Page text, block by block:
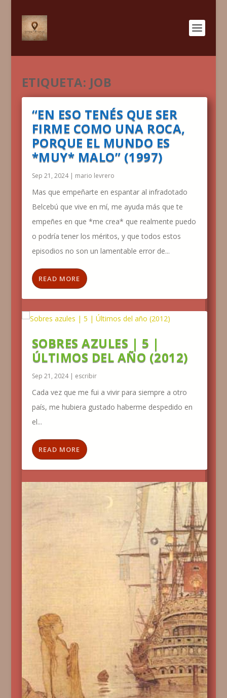
ETIQUETA: JOB
“EN ESO TENÉS QUE SER
FIRME COMO UNA ROCA,
PORQUE EL MUNDO ES
*MUY* MALO” (1997)
Sep 21, 2024| mario levrero
Mas que empeñarte en espantar al infradotado
Belcebú que vive en mí, me ayuda más que te
empeñes en que *me crea* que realmente puedo
o podría tener los méritos, y que todos estos
episodios no son un lamentable error de...
READ MORE
SOBRES AZULES | 5 |
ÚLTIMOS DEL AÑO (2012)
Sep 21, 2024| escribir
Cada vez que me fui a vivir para siempre a otro
país, me hubiera gustado haberme despedido en
el...
READ MORE